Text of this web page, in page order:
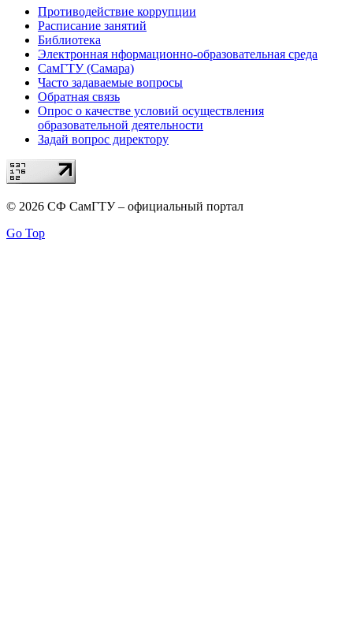
Противодействие коррупции
Расписание занятий
Библиотека
Электронная нформационно-образовательная среда
СамГТУ (Самара)
Часто задаваемые вопросы
Обратная связь
Опрос о качестве условий осуществления
образовательной деятельности
Задай вопрос директору
© 2026 СФ СамГТУ – официальный портал
Go Top